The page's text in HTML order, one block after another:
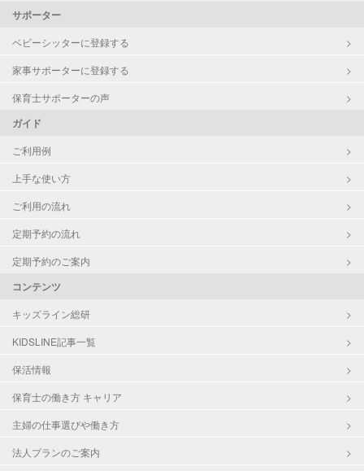
サポーター
ベビーシッターに登録する
家事サポーターに登録する
保育士サポーターの声
ガイド
ご利用例
上手な使い方
ご利用の流れ
定期予約の流れ
定期予約のご案内
コンテンツ
キッズライン総研
KIDSLINE記事一覧
保活情報
保育士の働き方 キャリア
主婦の仕事選びや働き方
法人プランのご案内